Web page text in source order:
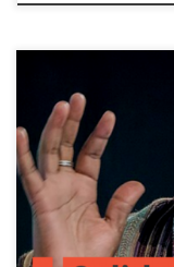
Maureen-Maisha
(Diversity Studies) an
gegenwärtig
Berlin. Professorin
Tagesspiegel den
deutschen
diesbezüglichen